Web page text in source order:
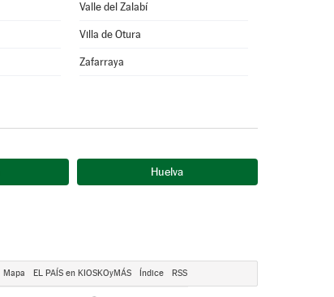
Valle del Zalabí
Villa de Otura
Zafarraya
Huelva
Mapa EL PAÍS en KIOSKOyMÁS Índice RSS